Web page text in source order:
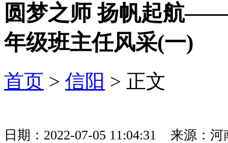
圆梦之师 扬帆起航——
年级班主任风采(一)
首页 > 信阳 > 正文
日期：2022-07-05 11:04:31 来源：